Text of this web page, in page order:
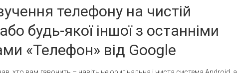
телефону на чистій
будь-якої іншої з останніми
«Телефон» від Google